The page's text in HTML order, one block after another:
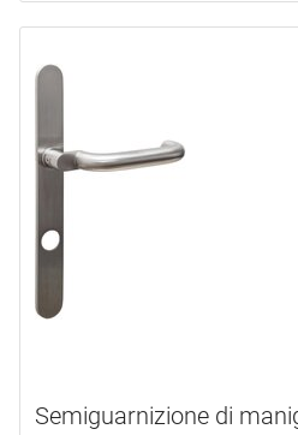
Semiguarnizione di